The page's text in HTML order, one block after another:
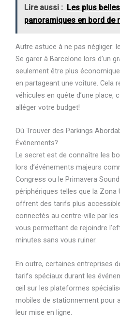
Lire aussi : Les plus
panoramiques en bord de
Autre astuce à ne pas négliger:
Se garer à Barcelone lors d’un
seulement être plus
en partageant une voiture. Cela
véhicules en quête d’une place,
alléger votre budget!
Où Trouver des Parkings
Événements?
Le secret est de connaître les
lors d’événements majeurs
Congress ou le Primavera
périphériques telles que la Zona
offrent des tarifs plus
connectés au centre-ville par
vous permettant de rejoindre
minutes sans vous ruiner.
En outre, certaines entreprises
tarifs spéciaux durant les
œil sur les plateformes
mobiles de stationnement pour
leur mise en ligne.